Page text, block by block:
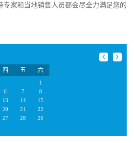
专家和当地销售人员都会尽全力满足您的
四 五 六
1
6 7
8
13 14
15
20 21
22
27 28
29